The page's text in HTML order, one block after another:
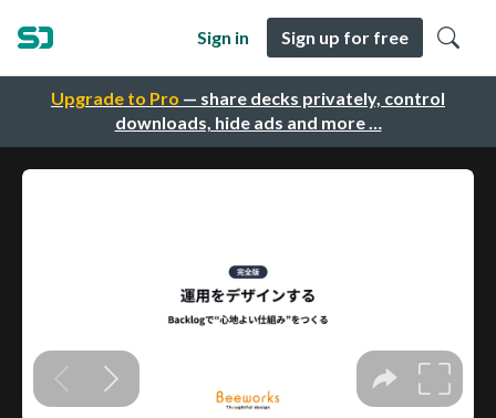
Upgrade to Pro — share decks privately, control
downloads, hide ads and more …
Sign in Sign up for free